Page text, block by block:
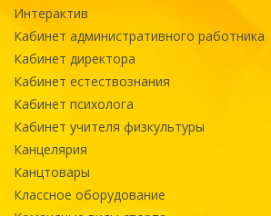
Интерактив
Кабинет административного работника
Кабинет директора
Кабинет естествознания
Кабинет психолога
Кабинет учителя физкультуры
Канцелярия
Канцтовары
Классное оборудование